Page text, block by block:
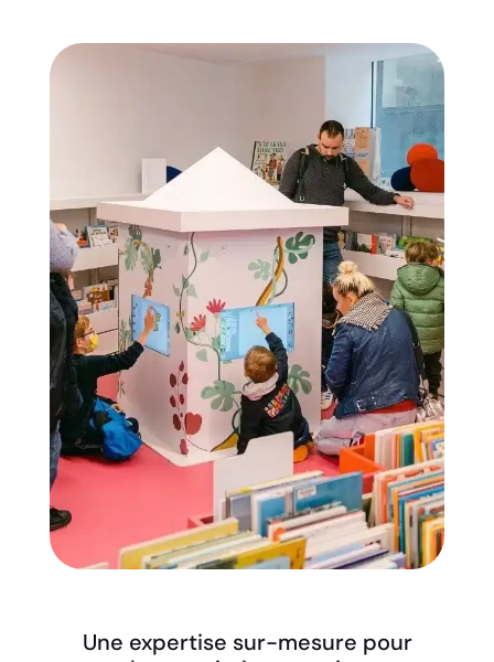
Une expertise sur-mesure pour